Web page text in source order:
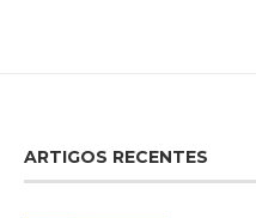
ARTIGOS RECENTES